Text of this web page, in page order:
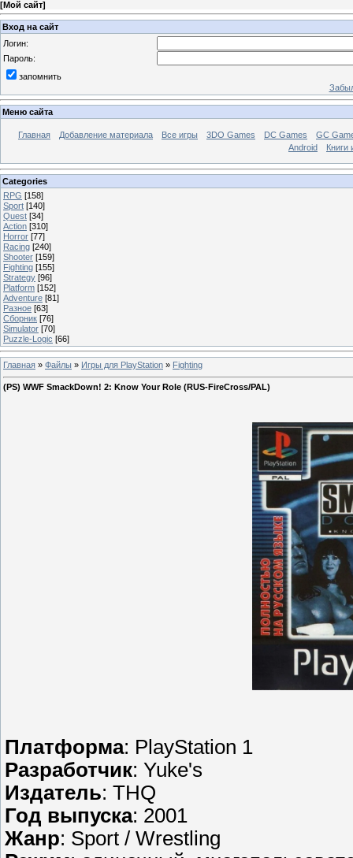
[Мой сайт]
Вход на сайт
Логин:
Пароль:
запомнить
Меню сайта
Главная Добавление материала Все игры 3DO Games DC Games
GC
Android
Книги
Categories
RPG [158]
Sport [140]
Quest [34]
Action [310]
Horror [77]
Racing [240]
Shooter [159]
Fighting [155]
Strategy [96]
Platform [152]
Adventure [81]
Разное [63]
Сборник [76]
Simulator [70]
Puzzle-Logic [66]
Главная » Файлы » Игры для PlayStation » Fighting
(PS) WWF SmackDown! 2: Know Your Role (RUS-FireCross/PAL)
Платформа: PlayStation 1
Разработчик: Yuke's
Издатель: THQ
Год выпуска: 2001
Жанр: Sport / Wrestling